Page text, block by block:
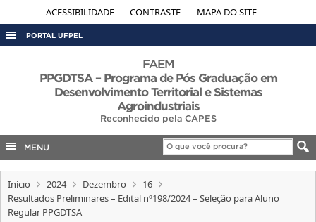
ACESSIBILIDADE CONTRASTE MAPA DO SITE
PORTAL UFPEL
AUDITORIA
OUVIDORIA
FAEM
PPGDTSA – Programa de Pós Graduação em
Desenvolvimento Territorial e Sistemas
Agroindustriais
Reconhecido pela CAPES
MENU
Início 2024 Dezembro
16
Resultados Preliminares – Edital nº198/2024 – Seleção para Aluno
Regular PPGDTSA